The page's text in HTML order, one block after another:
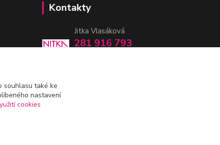
Kontakty
Jitka Vlasáková
281 916 793
souhlasu také ke
nastavení
cookies